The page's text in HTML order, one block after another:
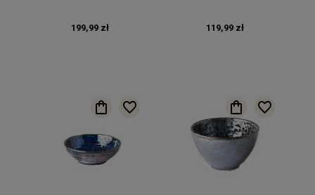
199,99 zł 119,99 zł